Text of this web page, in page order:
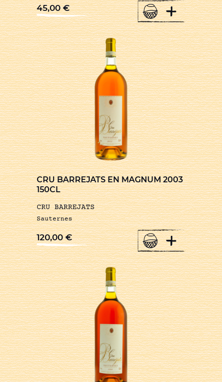
45,00€ +
CRU BARREJATS EN MAGNUM 2003
150CL
CRU BARREJATS
Sauternes
120,00€ +